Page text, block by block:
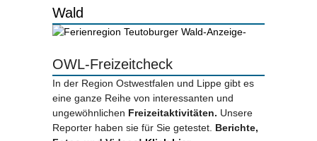
Wald
-Anzeige-
OWL-Freizeitcheck
In der Region Ostwestfalen und Lippe gibt es
eine ganze Reihe von interessanten und
ungewöhnlichen Freizeitaktivitäten. Unsere
Reporter haben sie für Sie getestet. Berichte,